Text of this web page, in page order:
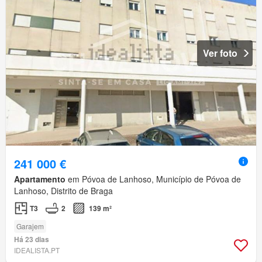
Ver foto
241 000 €
Apartamento em Póvoa de Lanhoso, Município de Póvoa de
Lanhoso, Distrito de Braga
T3 2 139 m²
Garajem
Há 23 dias
IDEALISTA.PT